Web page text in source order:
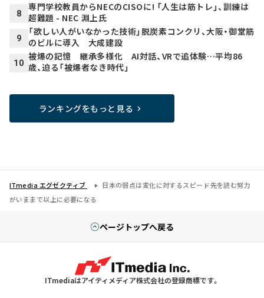
8
専門学校教員からNECのCISOに! 「人生は筋トレ」、訓練は
超難題 - NEC 淵上氏
9
「欲しい人がいなかった技術」脱炭素コンクリ、大阪・御堂筋
のビルに導入 大成建設
10
被爆の記憶 継承多様化 AI対話、VRで追体験…平均86
歳、迫る「被爆者なき時代」
ランキングをもっと見る
ITmedia エグゼクティブ
日本の弱点は変化に対するスピード――先を読む努力
がいままで以上に必要になる
ページトップへ戻る
ITmediaはアイティメディア株式会社の登録商標です。